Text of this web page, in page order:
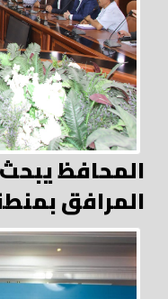
المحافظ
المرافق